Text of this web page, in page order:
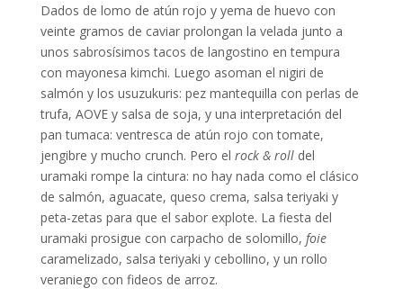
Dados de lomo de atún rojo y yema de huevo con
veinte gramos de caviar prolongan la velada junto a
unos sabrosísimos tacos de langostino en tempura
con mayonesa kimchi. Luego asoman el nigiri de
salmón y los usuzukuris: pez mantequilla con perlas de
trufa, AOVE y salsa de soja, y una interpretación del
pan tumaca: ventresca de atún rojo con tomate,
jengibre y mucho crunch. Pero el rock & rolldel
uramaki rompe la cintura: no hay nada como el clásico
de salmón, aguacate, queso crema, salsa teriyaki y
peta-zetas para que el sabor explote. La fiesta del
uramaki prosigue con carpacho de solomillo, foie
caramelizado, salsa teriyaki y cebollino, y un rollo
veraniego con fideos de arroz.